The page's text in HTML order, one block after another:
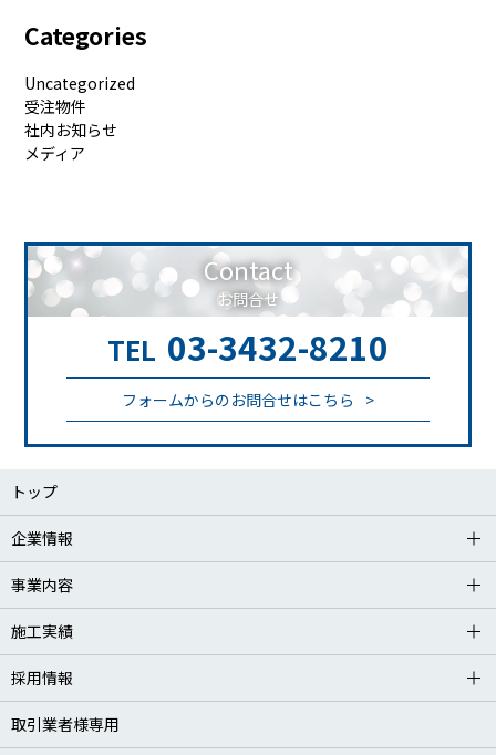
Categories
Uncategorized
受注物件
社内お知らせ
メディア
Contact
お問合せ
TEL 03-3432-8210
フォームからのお問合せはこちら
トップ
企業情報
事業内容
施工実績
採用情報
取引業者様専用